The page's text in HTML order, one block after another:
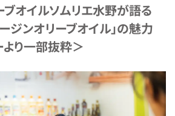
ブオイルソムリエ水野が語る
ジンオリーブオイル」の魅力
より一部抜粋＞